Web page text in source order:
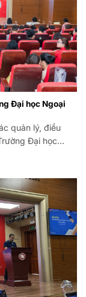
Đại học Ngoại
quản lý, điều
Đại học